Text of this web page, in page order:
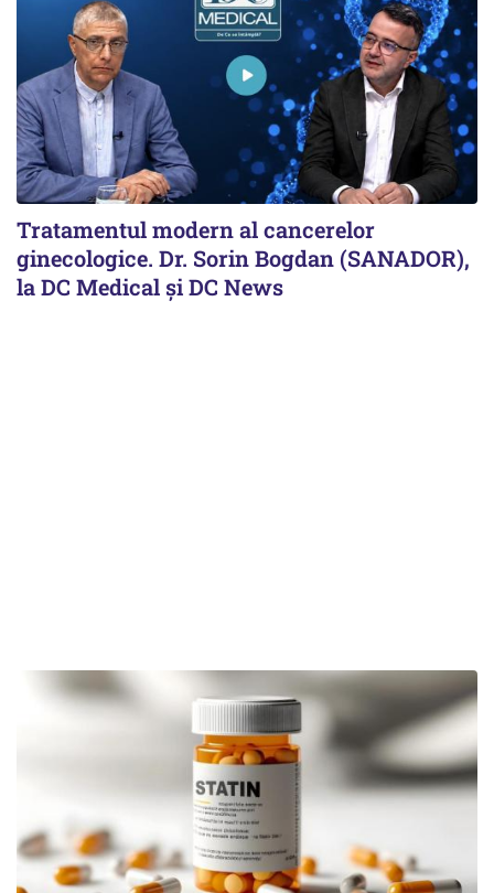
Tratamentul modern al cancerelor
ginecologice. Dr. Sorin Bogdan (SANADOR),
la DC Medical și DC News